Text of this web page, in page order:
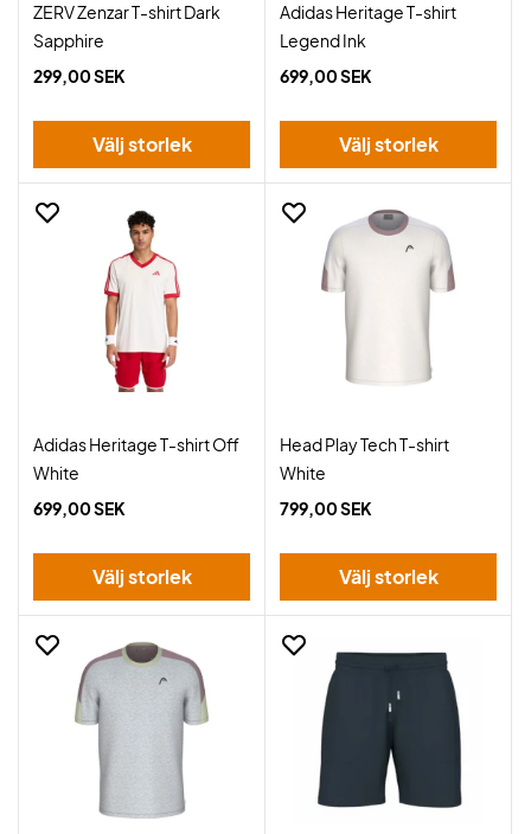
ZERV Zenzar T-shirt Dark
Sapphire
299,00 SEK
Välj storlek
Adidas Heritage T-shirt
Legend Ink
699,00 SEK
Välj storlek
Adidas Heritage T-shirt Off
White
699,00 SEK
Välj storlek
Head Play Tech T-shirt
White
799,00 SEK
Välj storlek